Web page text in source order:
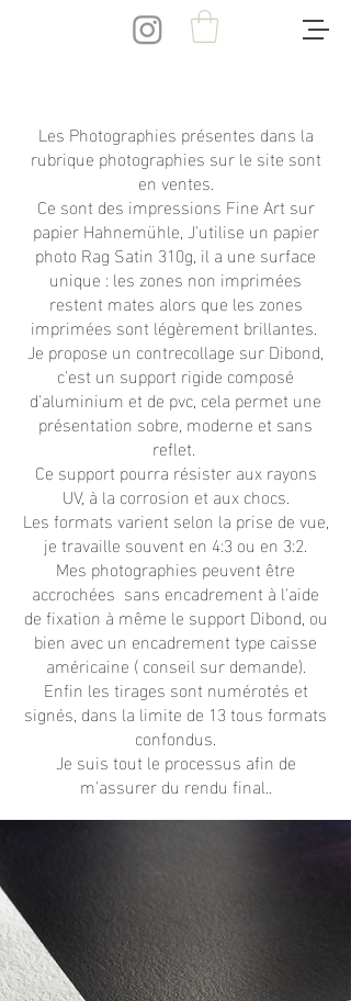
Les Photographies présentes dans la
rubrique photographies sur le site sont
en ventes.
Ce sont des impressions Fine Art sur
papier Hahnemühle, J'utilise un papier
photo Rag Satin 310g, il a une surface
unique : les zones non imprimées
restent mates alors que les zones
imprimées sont légèrement brillantes.
Je propose un contrecollage sur Dibond,
c'est un support rigide composé
d'aluminium et de pvc, cela permet une
présentation sobre, moderne et sans
reflet.
Ce support pourra résister aux rayons
UV, à la corrosion et aux chocs.
Les formats varient selon la prise de vue,
je travaille souvent en 4:3 ou en 3:2.
Mes photographies peuvent être
accrochées sans encadrement à l'aide
de fixation à même le support Dibond, ou
bien avec un encadrement type caisse
américaine ( conseil sur demande).
Enfin les tirages sont numérotés et
signés, dans la limite de 13 tous formats
confondus.
Je suis tout le processus afin de
m'assurer du rendu final..